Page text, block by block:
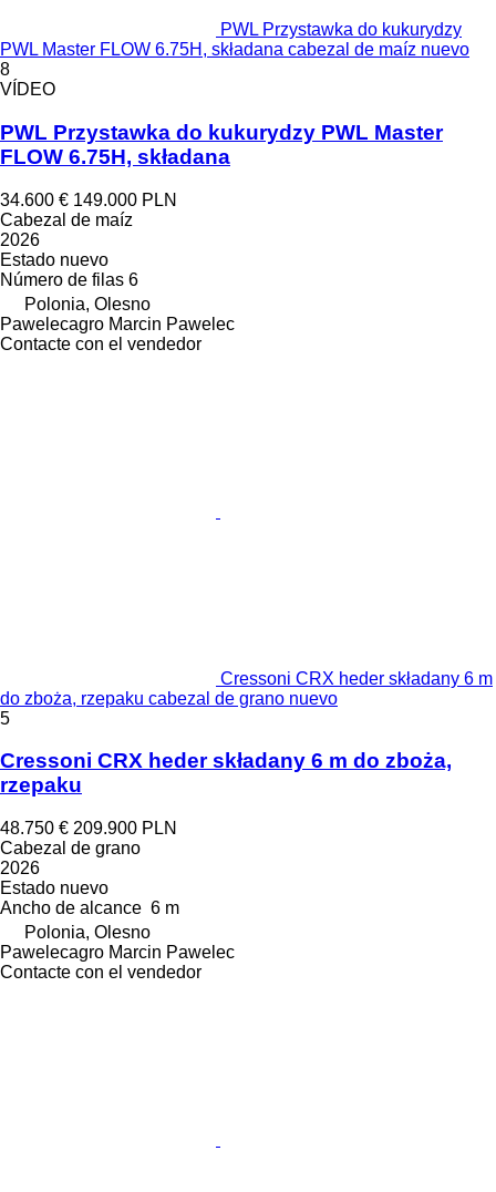
PWL Przystawka do kukurydzy
PWL Master FLOW 6.75H, składana cabezal de maíz nuevo
8
VÍDEO
PWL Przystawka do kukurydzy PWL Master
FLOW 6.75H, składana
34.600 € 149.000 PLN
Cabezal de maíz
2026
Estado nuevo
Número de filas 6
Polonia, Olesno
Pawelecagro Marcin Pawelec
Contacte con el vendedor
Cressoni CRX heder składany 6 m
do zboża, rzepaku cabezal de grano nuevo
5
Cressoni CRX heder składany 6 m do zboża,
rzepaku
48.750 € 209.900 PLN
Cabezal de grano
2026
Estado nuevo
Ancho de alcance 6 m
Polonia, Olesno
Pawelecagro Marcin Pawelec
Contacte con el vendedor